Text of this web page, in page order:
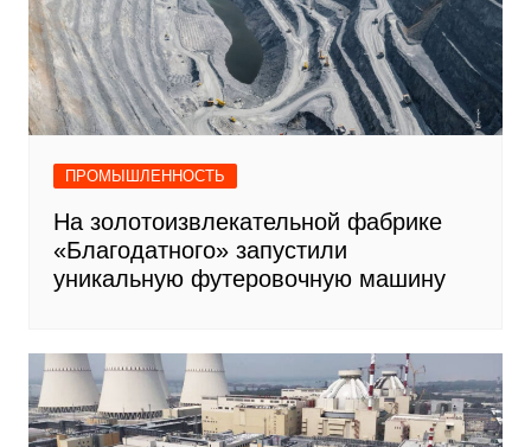
ПРОМЫШЛЕННОСТЬ
На золотоизвлекательной фабрике
«Благодатного» запустили
уникальную футеровочную машину